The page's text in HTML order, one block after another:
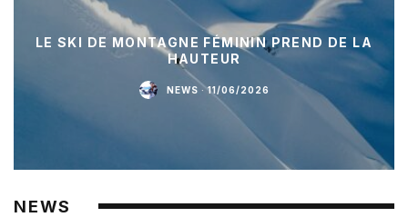
LE SKI DE MONTAGNE FÉMININ PREND DE LA
HAUTEUR
NEWS · 11/06/2026
NEWS